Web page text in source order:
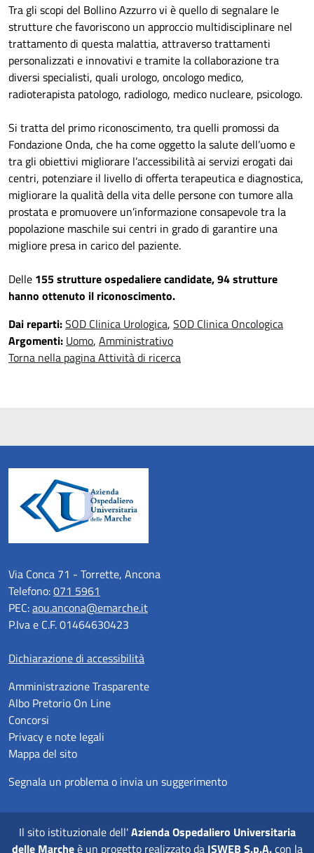
Tra gli scopi del Bollino Azzurro vi è quello di segnalare le
strutture che favoriscono un approccio multidisciplinare nel
trattamento di questa malattia, attraverso trattamenti
personalizzati e innovativi e tramite la collaborazione tra
diversi specialisti, quali urologo, oncologo medico,
radioterapista patologo, radiologo, medico nucleare, psicologo.
Si tratta del primo riconoscimento, tra quelli promossi da
Fondazione Onda, che ha come oggetto la salute dell’uomo e
tra gli obiettivi migliorare l’accessibilità ai servizi erogati dai
centri, potenziare il livello di offerta terapeutica e diagnostica,
migliorare la qualità della vita delle persone con tumore alla
prostata e promuovere un’informazione consapevole tra la
popolazione maschile sui centri in grado di garantire una
migliore presa in carico del paziente.
Delle 155 strutture ospedaliere candidate, 94 strutture
hanno ottenuto il riconoscimento.
Dai reparti:SOD Clinica Urologica, SOD Clinica Oncologica
Argomenti: Uomo, Amministrativo
Torna nella pagina Attività di ricerca
Via Conca 71 - Torrette, Ancona
Telefono:071 5961
PEC:aou.ancona@emarche.it
P.Iva e C.F. 01464630423
Dichiarazione di accessibilità
Amministrazione Trasparente
Albo Pretorio On Line
Concorsi
Privacy e note legali
Mappa del sito
Segnala un problema o invia un suggerimento
Il sito istituzionale dell'Azienda Ospedaliero Universitaria
delle Marcheè un progetto realizzato da ISWEB S.p.A.con la